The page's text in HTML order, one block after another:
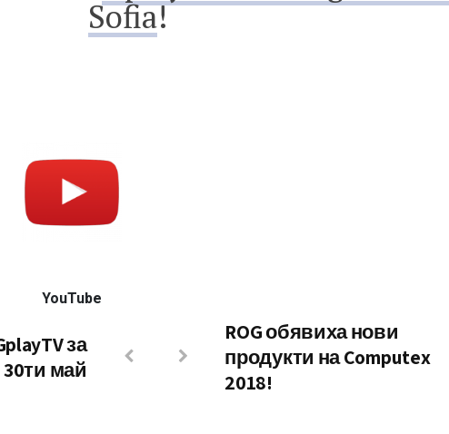
Sofia!
YouTube
за
30ти май
ROG обявиха нови
продукти на Computex
2018!